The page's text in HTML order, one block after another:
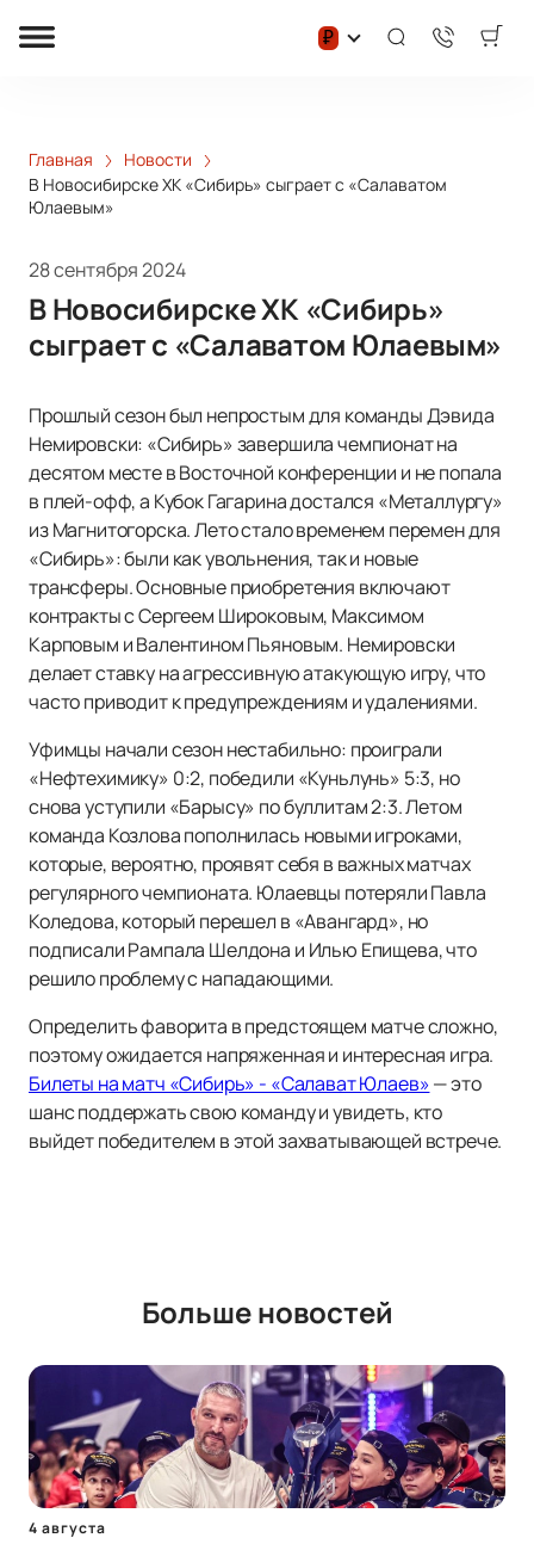
₽
Главная
Новости
В Новосибирске ХК «Сибирь» сыграет с «Салаватом
Юлаевым»
28 сентября 2024
В Новосибирске ХК «Сибирь»
сыграет с «Салаватом Юлаевым»
Прошлый сезон был непростым для команды Дэвида
Немировски: «Сибирь» завершила чемпионат на
десятом месте в Восточной конференции и не попала
в плей-офф, а Кубок Гагарина достался «Металлургу»
из Магнитогорска. Лето стало временем перемен для
«Сибирь»: были как увольнения, так и новые
трансферы. Основные приобретения включают
контракты с Сергеем Широковым, Максимом
Карповым и Валентином Пьяновым. Немировски
делает ставку на агрессивную атакующую игру, что
часто приводит к предупреждениям и удалениями.
Уфимцы начали сезон нестабильно: проиграли
«Нефтехимику» 0:2, победили «Куньлунь» 5:3, но
снова уступили «Барысу» по буллитам 2:3. Летом
команда Козлова пополнилась новыми игроками,
которые, вероятно, проявят себя в важных матчах
регулярного чемпионата. Юлаевцы потеряли Павла
Коледова, который перешел в «Авангард», но
подписали Рампала Шелдона и Илью Епищева, что
решило проблему с нападающими.
Определить фаворита в предстоящем матче сложно,
поэтому ожидается напряженная и интересная игра.
Билеты на матч «Сибирь» - «Салават Юлаев»— это
шанс поддержать свою команду и увидеть, кто
выйдет победителем в этой захватывающей встрече.
Больше новостей
4 августа